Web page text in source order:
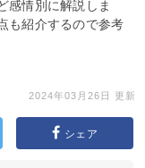
感情別に解説しま
も紹介するので参考
2024年03月26日 更新
シェア